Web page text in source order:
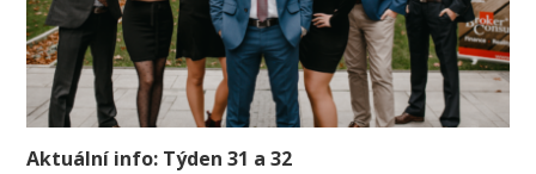
Aktuální info: Týden 31 a 32